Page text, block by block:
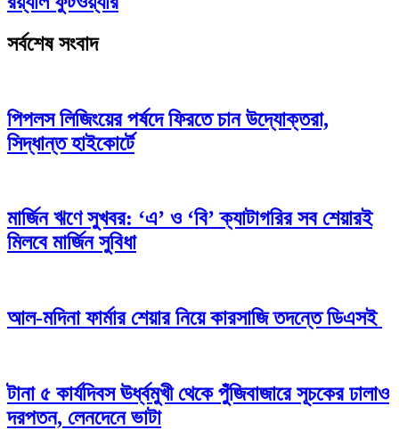
সর্বশেষ সংবাদ
পিপলস লিজিংয়ের পর্ষদে ফিরতে চান উদ্যোক্তরা,
সিদ্ধান্ত হাইকোর্টে
মার্জিন ঋণে সুখবর: ‘এ’ ও ‘বি’ ক্যাটাগরির সব শেয়ারই
মিলবে মার্জিন সুবিধা
আল-মদিনা ফার্মার শেয়ার নিয়ে কারসাজি তদন্তে ডিএসই
টানা ৫ কার্যদিবস ঊর্ধ্বমুখী থেকে পুঁজিবাজারে সূচকের ঢালাও
দরপতন, লেনদেনে ভাটা